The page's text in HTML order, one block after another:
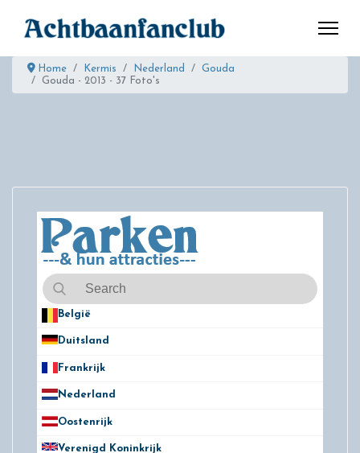
Home Kermis Nederland
Gouda
Gouda - 2013 - 37 Foto's
België
Duitsland
Frankrijk
Nederland
Oostenrijk
Verenigd Koninkrijk